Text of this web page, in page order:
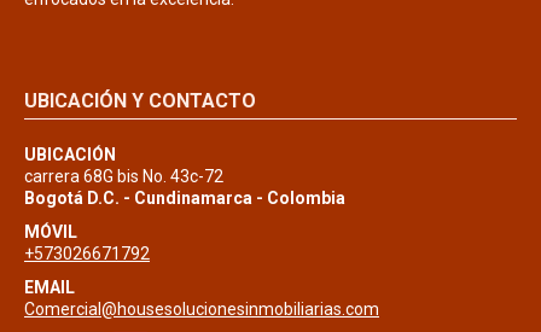
UBICACIÓN Y CONTACTO
UBICACIÓN
carrera 68G bis No. 43c-72
Bogotá D.C. - Cundinamarca - Colombia
MÓVIL
+573026671792
EMAIL
Comercial@housesolucionesinmobiliarias.com